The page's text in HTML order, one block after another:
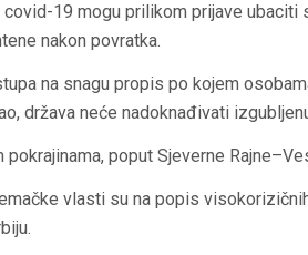
19 mogu prilikom prijave ubaciti
nakon povratka.
na snagu propis po kojem
država neće nadoknađivati
pokrajinama, poput Sjeverne
vlasti su na popis